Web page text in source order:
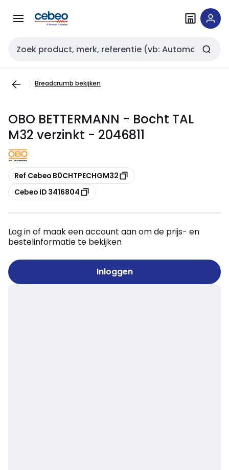
naar
naar
Zoekveld invoer
Breadcrumb bekijken
OBO BETTERMANN - Bocht TAL
M32 verzinkt - 2046811
Kopiëren
Ref Cebeo B0CHTPECHGM32
Kopiëren
Cebeo ID 3416804
Log in of maak een account aan om de prijs- en
bestelinformatie te bekijken
Inloggen